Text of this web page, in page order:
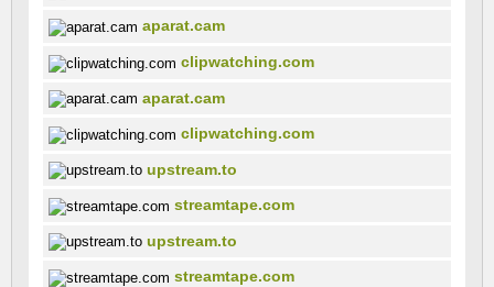
aparat.cam
clipwatching.com
aparat.cam
clipwatching.com
upstream.to
streamtape.com
upstream.to
streamtape.com